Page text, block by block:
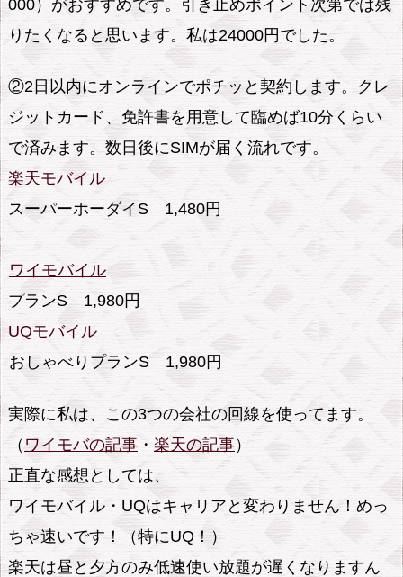
000）がおすすめです。引き止めポイント次第では残
りたくなると思います。私は24000円でした。
②2日以内にオンラインでポチッと契約します。クレ
ジットカード、免許書を用意して臨めば10分くらい
で済みます。数日後にSIMが届く流れです。
楽天モバイル
スーパーホーダイS 1,480円
ワイモバイル
プランS 1,980円
UQモバイル
おしゃべりプランS 1,980円
実際に私は、この3つの会社の回線を使ってます。
（ ワイモバの記事 ・ 楽天の記事）
正直な感想としては、
ワイモバイル・UQはキャリアと変わりません！めっ
ちゃ速いです！（特にUQ！）
楽天は昼と夕方のみ低速使い放題が遅くなりますん